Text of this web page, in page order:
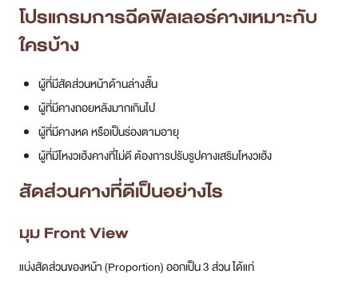
โปรแกรมการฉีดฟิลเลอร์คางเหมาะกับ
ใครบ้าง
ผู้ที่มีสัดส่วนหน้าด้านล่างสั้น
ผู้ที่มีคางถอยหลังมากเกินไป
ผู้ที่มีคางหด หรือเป็นร่องตามอายุ
ผู้ที่มีโหงวเฮ้งคางที่ไม่ดี ต้องการปรับรูปคางเสริมโหงวเฮ้ง
สัดส่วนคางที่ดีเป็นอย่างไร
มุม Front View
แบ่งสัดส่วนของหน้า (Proportion) ออกเป็น 3 ส่วน ได้แก่